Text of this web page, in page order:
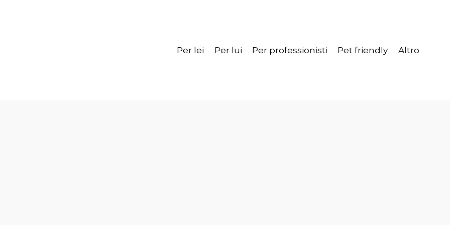
Per lei
Per lui Per professionisti Pet friendly Altro